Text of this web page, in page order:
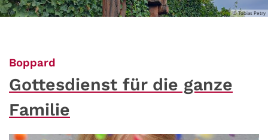
© Tobias Petry
Boppard
Gottesdienst für die ganze
Familie